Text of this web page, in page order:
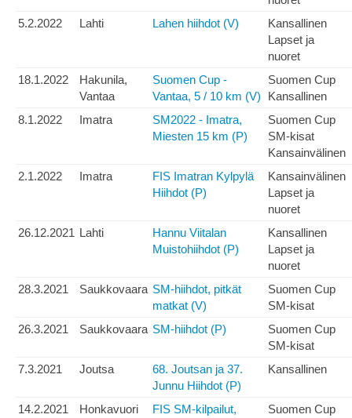
5.2.2022
Lahti Lahen hiihdot (V)
Kansallinen
Lapset ja
nuoret
18.1.2022
Hakunila,
Vantaa
Suomen Cup -
Vantaa, 5 / 10 km (V)
Suomen Cup
Kansallinen
8.1.2022
Imatra
SM2022 - Imatra,
Miesten 15 km (P)
Suomen Cup
SM-kisat
Kansainvälinen
2.1.2022
Imatra
FIS Imatran Kylpylä
Hiihdot (P)
Kansainvälinen
Lapset ja
nuoret
26.12.2021 Lahti
Hannu Viitalan
Muistohiihdot (P)
Kansallinen
Lapset ja
nuoret
28.3.2021
Saukkovaara SM-hiihdot, pitkät
matkat (V)
Suomen Cup
SM-kisat
26.3.2021
Saukkovaara SM-hiihdot (P)
Suomen Cup
SM-kisat
7.3.2021
Joutsa
68. Joutsan ja 37.
Junnu Hiihdot (P)
Kansallinen
14.2.2021 Honkavuori
FIS SM-kilpailut,
Suomen Cup